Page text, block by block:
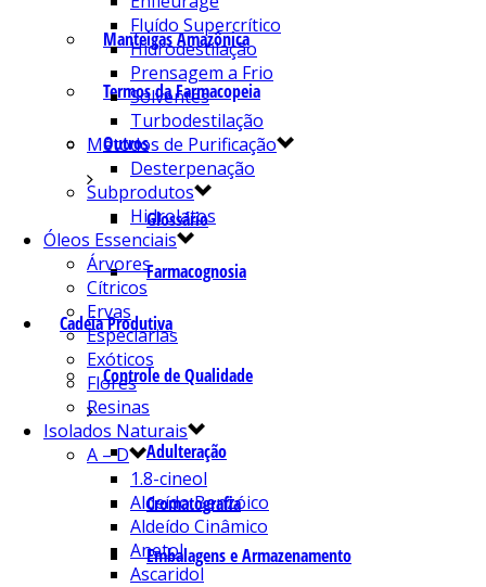
Manteigas Amazônica
Termos da Farmacopeia
Outros
Glossário
Farmacognosia
Cadeia Produtiva
Controle de Qualidade
Adulteração
Cromatografia
Embalagens e Armazenamento
Fluído Supercrítico
Hidrodestilação
Prensagem a Frio
Solventes
Turbodestilação
Métodos de Purificação
Desterpenação
Subprodutos
Hidrolatos
Óleos Essenciais
Árvores
Cítricos
Ervas
Especiarias
Exóticos
Flores
Resinas
Isolados Naturais
A – D
1.8-cineol
Aldeído Benzóico
Aldeído Cinâmico
Anetol
Ascaridol